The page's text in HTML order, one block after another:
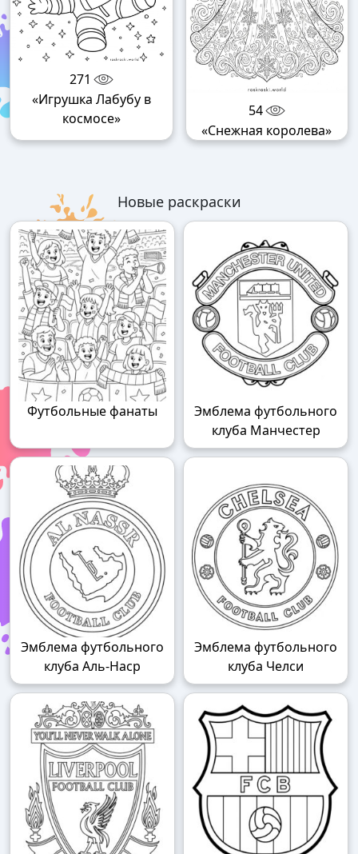
271
«Игрушка Лабубу в
космосе»
54
«Снежная королева»
Новые раскраски
Футбольные фанаты
Эмблема футбольного
клуба Манчестер
Эмблема футбольного
клуба Аль-Наср
Эмблема футбольного
клуба Челси